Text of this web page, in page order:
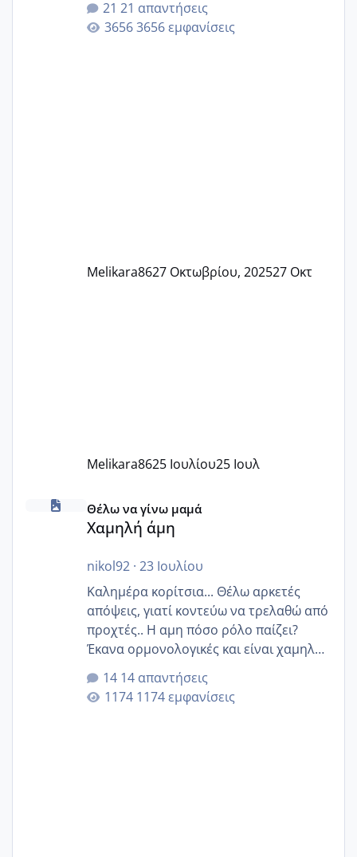
γερα μωράκια στην αγκαλίτσα τους
🙏🏼🙏🏼 Ας πάμε λοιπόν στο θέμα μου.
21 απαντήσεις
3656 εμφανίσεις
Melikara8627 Οκτωβρίου, 202527 Οκτ
Melikara8625 Ιουλίου25 Ιουλ
Χαμηλή άμη
Θέλω να γίνω μαμά
Χαμηλή άμη
nikol92· 23 Ιουλίου
Καλημέρα κορίτσια... Θέλω αρκετές
απόψεις, γιατί κοντεύω να τρελαθώ από
προχτές.. Η αμη πόσο ρόλο παίζει?
Έκανα ορμονολογικές και είναι χαμηλή
για την ηλικία μου.. Είχα ήδη μια
εγκυμοσύνη, που έπρεπε να τερματιστεί
στην 27η εβδομάδα και προσπαθώ 7
14 απαντήσεις
1174 εμφανίσεις